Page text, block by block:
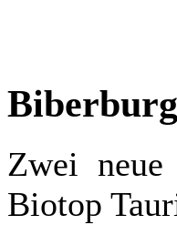
Zwei neue
Biotop